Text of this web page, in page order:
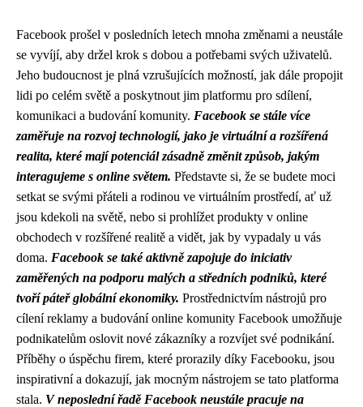
Facebook prošel v posledních letech mnoha změnami a neustále
se vyvíjí, aby držel krok s dobou a potřebami svých uživatelů.
Jeho budoucnost je plná vzrušujících možností, jak dále propojit
lidi po celém světě a poskytnout jim platformu pro sdílení,
komunikaci a budování komunity. Facebook se stále více
zaměřuje na rozvoj technologií, jako je virtuální a rozšířená
realita, které mají potenciál zásadně změnit způsob, jakým
interagujeme s online světem. Představte si, že se budete moci
setkat se svými přáteli a rodinou ve virtuálním prostředí, ať už
jsou kdekoli na světě, nebo si prohlížet produkty v online
obchodech v rozšířené realitě a vidět, jak by vypadaly u vás
doma. Facebook se také aktivně zapojuje do iniciativ
zaměřených na podporu malých a středních podniků, které
tvoří páteř globální ekonomiky. Prostřednictvím nástrojů pro
cílení reklamy a budování online komunity Facebook umožňuje
podnikatelům oslovit nové zákazníky a rozvíjet své podnikání.
Příběhy o úspěchu firem, které prorazily díky Facebooku, jsou
inspirativní a dokazují, jak mocným nástrojem se tato platforma
stala. V neposlední řadě Facebook neustále pracuje na